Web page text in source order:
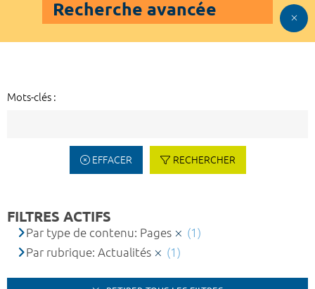
Recherche avancée
Mots-clés :
EFFACER RECHERCHER
FILTRES ACTIFS
Par type de contenu: Pages
(1)
Par rubrique: Actualités
(1)